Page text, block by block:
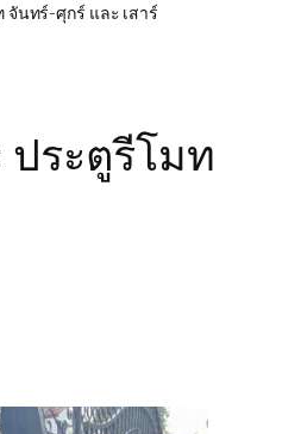
นทร์-ศุกร์ และ เสาร์
ประตูรีโมท